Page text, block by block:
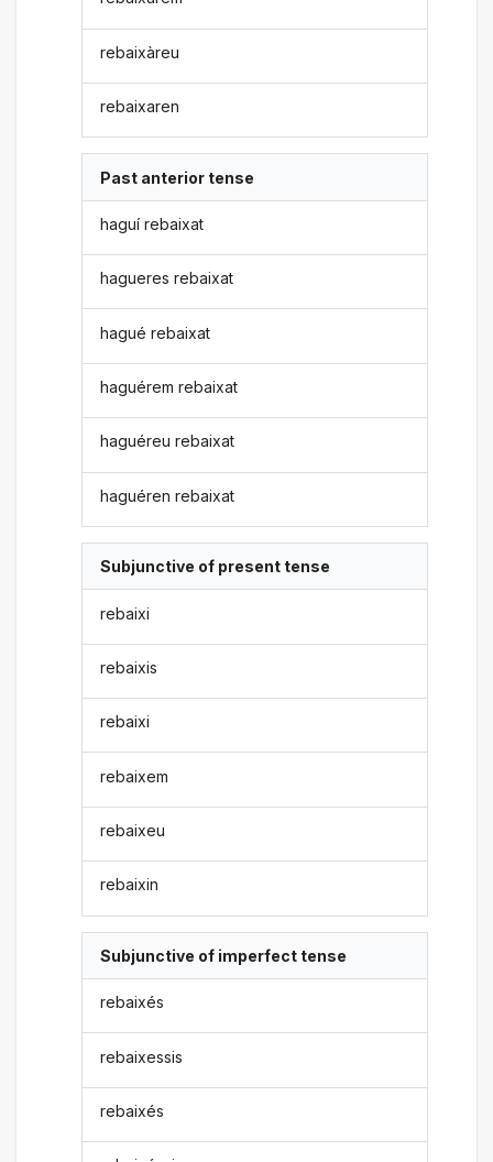
rebaixàreu
rebaixaren
Past anterior tense
haguí rebaixat
hagueres rebaixat
hagué rebaixat
haguérem rebaixat
haguéreu rebaixat
haguéren rebaixat
Subjunctive of present tense
rebaixi
rebaixis
rebaixi
rebaixem
rebaixeu
rebaixin
Subjunctive of imperfect tense
rebaixés
rebaixessis
rebaixés